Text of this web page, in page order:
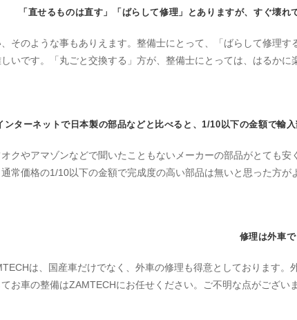
「直せるものは直す」「ばらして修理」とありますが、すぐ壊
、そのような事もありえます。整備士にとって、「ばらして修理
しいです。「丸ごと交換する」方が、整備士にとっては、はるかに
ンターネットで日本製の部品などと比べると、1/10以下の金額で輸
オクやアマゾンなどで聞いたこともないメーカーの部品がとても
常価格の1/10以下の金額で完成度の高い部品は無いと思った方が
修理は外車
は、国産車だけでなく、外車の修理も得意としております
お車の整備はZAMTECHにお任せください。ご不明な点がござい